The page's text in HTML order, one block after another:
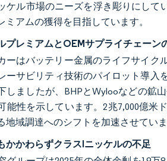
ケル市場のニーズを浮き彫りにして
ミアムの獲得を目指しています。
プレミアムとOEMサプライチェーン
ーはバッテリー金属のライフサイ
ーサビリティ技術のパイロット導入
しましたが、BHPとWylooなどの鉱
能性を示しています。2兆7,000億
地域調達へのシフトを加速させていま
かかわらずクラスIニッケルの不足